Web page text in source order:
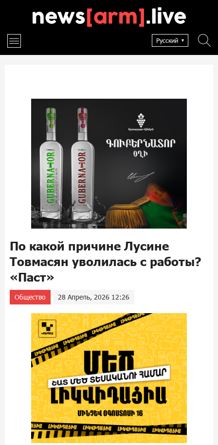
Русский
По какой причине Лусине
Товмасян уволилась с работы?
«Паст»
Общество 28 Апрель, 2026 12:26